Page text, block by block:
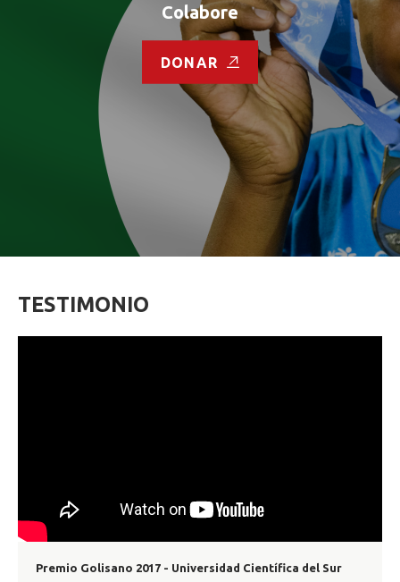
Colabore
DONAR
TESTIMONIO
Premio Golisano 2017 - Universidad Científica del Sur